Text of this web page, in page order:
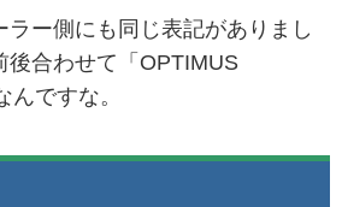
ラー側にも同じ表記がありまし
後合わせて「OPTIMUS
ですな。